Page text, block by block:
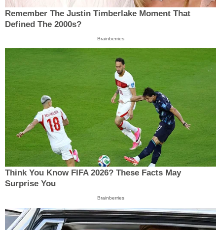
Remember The Justin Timberlake Moment That
Defined The 2000s?
Brainberries
Think You Know FIFA 2026? These Facts May
Surprise You
Brainberries